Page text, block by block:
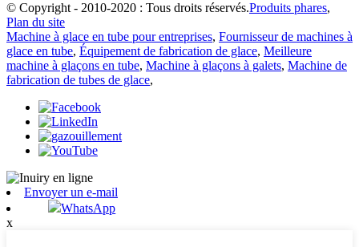
© Copyright - 2010-2020 : Tous droits réservés.Produits phares,
Plan du site
Machine à glace en tube pour entreprises, Fournisseur de machines à
glace en tube, Équipement de fabrication de glace, Meilleure
machine à glaçons en tube, Machine à glaçons à galets, Machine de
fabrication de tubes de glace,
Envoyer un e-mail
WhatsApp
x